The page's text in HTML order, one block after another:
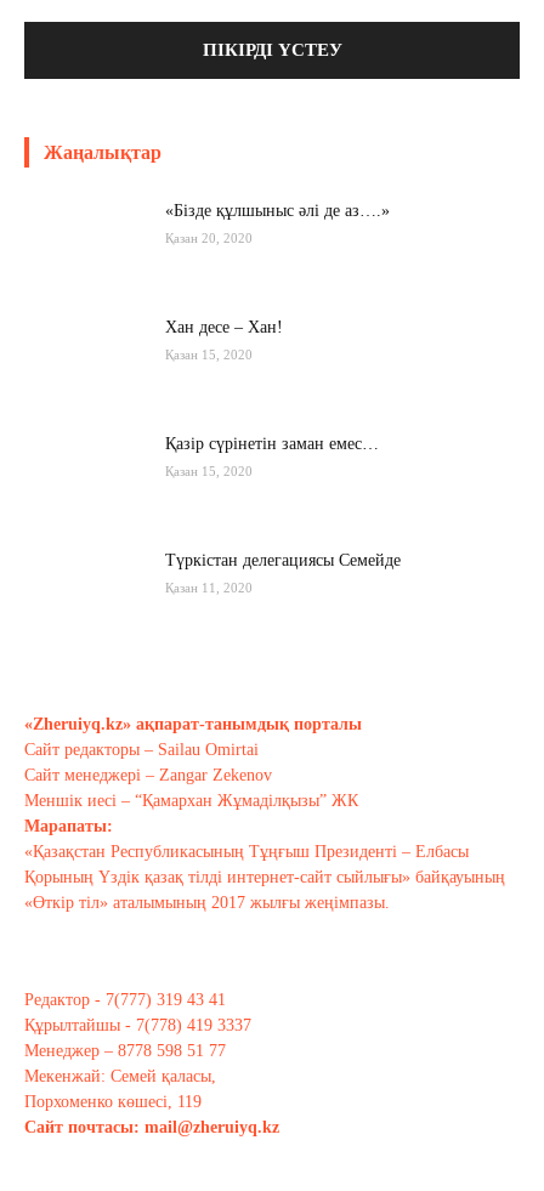
Жаңалықтар
«Бізде құлшыныс әлі де аз….»
Қазан 20, 2020
Хан десе – Хан!
Қазан 15, 2020
Қазір сүрінетін заман емес…
Қазан 15, 2020
Түркістан делегациясы Семейде
Қазан 11, 2020
Қазан 10, 2020
Тағы оқу
«Zheruiyq.kz» ақпарат-танымдық порталы
Сайт редакторы – Sailau Omirtai
Сайт менеджері – Zangar Zekenov
Меншік иесі – “Қамархан Жұмаділқызы” ЖК
Марапаты:
«Қазақстан Республикасының Тұңғыш Президенті – Елбасы
Қорының Үздік қазақ тілді интернет-сайт сыйлығы» байқауының
«Өткір тіл» аталымының 2017 жылғы жеңімпазы.
Редактор - 7(777) 319 43 41
Құрылтайшы - 7(778) 419 3337
Менеджер – 8778 598 51 77
Мекенжай: Семей қаласы,
Порхоменко көшесі, 119
Сайт почтасы: mail@zheruiyq.kz